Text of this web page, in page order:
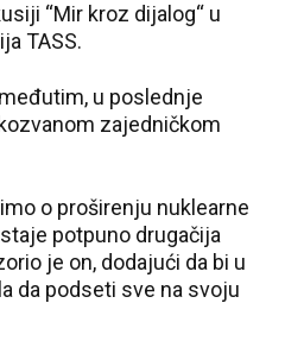
“Mir kroz dijalog“ u
TASS.
u poslednje
zajedničkom
o proširenju nuklearne
potpuno drugačija
je on, dodajući da bi u
da podseti sve na svoju